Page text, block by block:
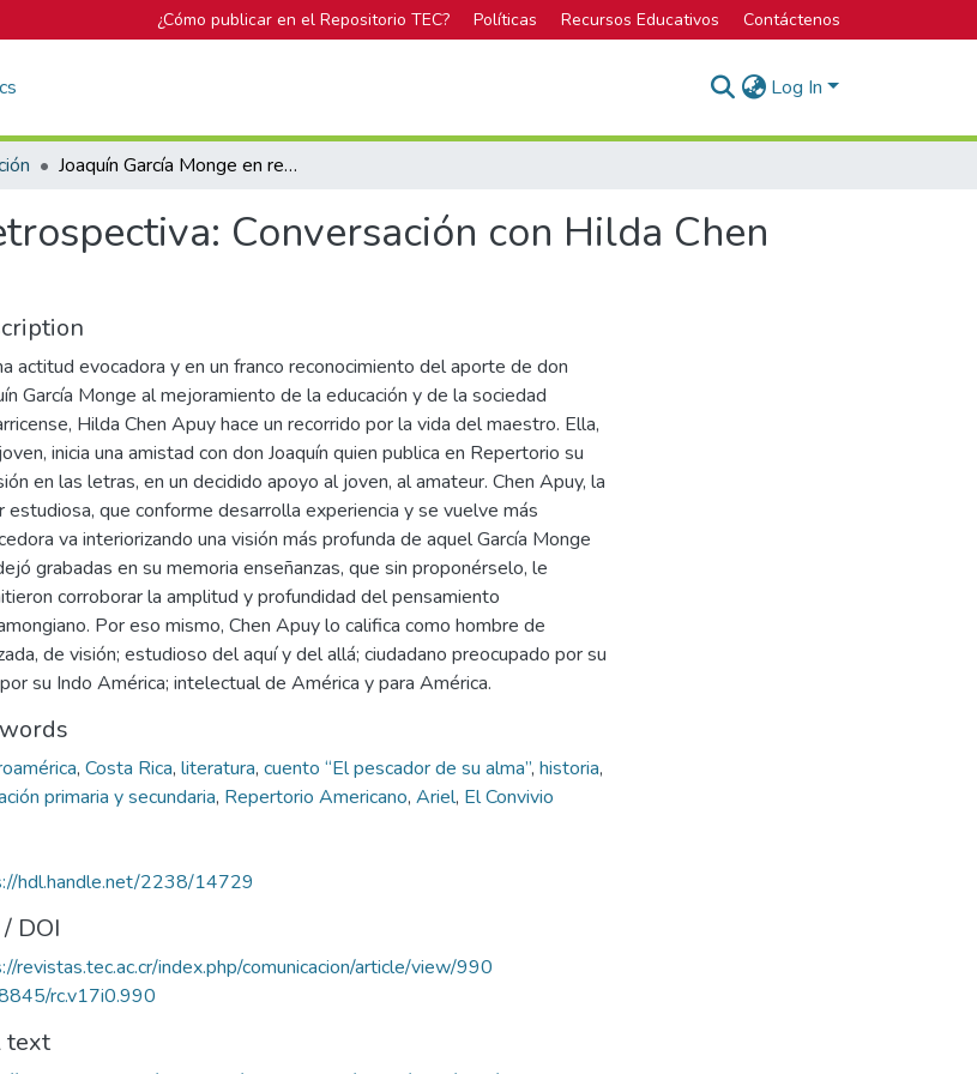
¿Cómo publicar en el Repositorio TEC? Políticas Recursos Educativos Contáctenos
Log In
Joaquín García Monge en retrospectiva: Conversación con Hilda Chen Apuy
Conversación con Hilda Chen
actitud evocadora y en un franco reconocimiento del aporte de don
García Monge al mejoramiento de la educación y de la sociedad
Hilda Chen Apuy hace un recorrido por la vida del maestro. Ella,
inicia una amistad con don Joaquín quien publica en Repertorio su
en las letras, en un decidido apoyo al joven, al amateur. Chen Apuy, la
estudiosa, que conforme desarrolla experiencia y se vuelve más
va interiorizando una visión más profunda de aquel García Monge
grabadas en su memoria enseñanzas, que sin proponérselo, le
corroborar la amplitud y profundidad del pensamiento
Por eso mismo, Chen Apuy lo califica como hombre de
de visión; estudioso del aquí y del allá; ciudadano preocupado por su
su Indo América; intelectual de América y para América.
, Costa Rica, literatura, cuento “El pescador de su alma”, historia,
primaria y secundaria, Repertorio Americano, Ariel, El Convivio
hdl.handle.net/2238/14729
DOI
revistas.tec.ac.cr/index.php/comunicacion/article/view/990
rc.v17i0.990
text